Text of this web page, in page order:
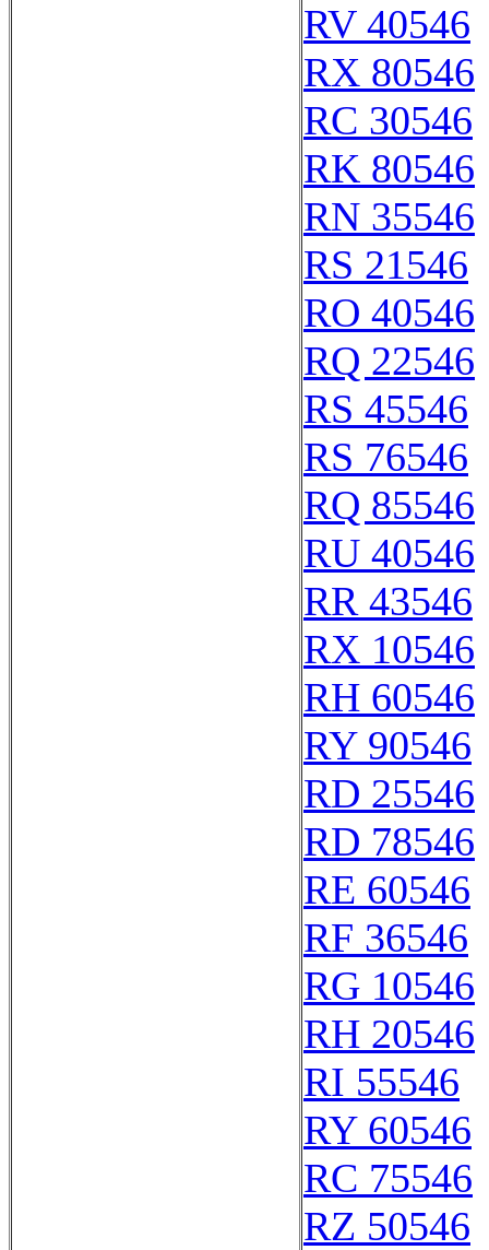
RV 40546
RX 80546
RC 30546
RK 80546
RN 35546
RS 21546
RO 40546
RQ 22546
RS 45546
RS 76546
RQ 85546
RU 40546
RR 43546
RX 10546
RH 60546
RY 90546
RD 25546
RD 78546
RE 60546
RF 36546
RG 10546
RH 20546
RI 55546
RY 60546
RC 75546
RZ 50546